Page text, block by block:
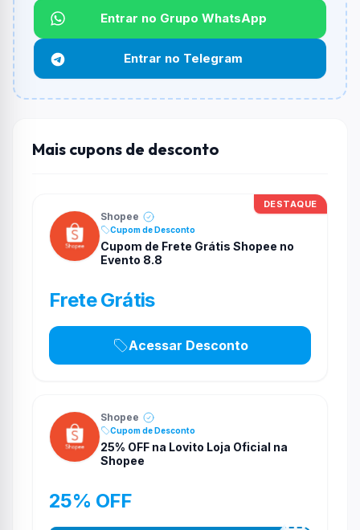
Funciona em qualquer produto?
Não necessariamente. Depende de itens participantes
e alguns vendedores ou produtos especificos podem
não aceitar cupons.
Entrar no Grupo WhatsApp
Entrar no Telegram
Mais cupons de desconto
DESTAQUE
Shopee
Cupom de Desconto
Cupom de Frete Grátis Shopee no
Evento 8.8
Frete Grátis
Acessar Desconto
Shopee
Cupom de Desconto
25% OFF na Lovito Loja Oficial na
Shopee
25% OFF